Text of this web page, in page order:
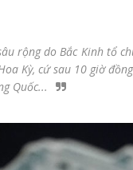
rộng do Bắc Kinh tổ
Kỳ, cứ sau 10 giờ
Quốc...